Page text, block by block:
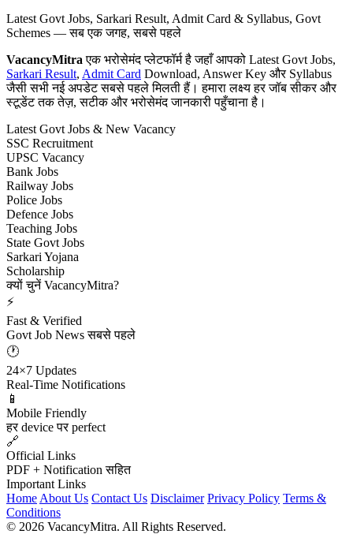
Latest Govt Jobs, Sarkari Result, Admit Card & Syllabus, Govt
Schemes — सब एक जगह, सबसे पहले
VacancyMitra एक भरोसेमंद प्लेटफॉर्म है जहाँ आपको Latest Govt Jobs,
Sarkari Result, Admit Card Download, Answer Key और Syllabus
जैसी सभी नई अपडेट सबसे पहले मिलती हैं। हमारा लक्ष्य हर जॉब सीकर और
स्टूडेंट तक तेज़, सटीक और भरोसेमंद जानकारी पहुँचाना है।
Latest Govt Jobs & New Vacancy
SSC Recruitment
UPSC Vacancy
Bank Jobs
Railway Jobs
Police Jobs
Defence Jobs
Teaching Jobs
State Govt Jobs
Sarkari Yojana
Scholarship
क्यों चुनें VacancyMitra?
⚡
Fast & Verified
Govt Job News सबसे पहले
🕐
24×7 Updates
Real-Time Notifications
📱
Mobile Friendly
हर device पर perfect
🔗
Official Links
PDF + Notification सहित
Important Links
Home About Us Contact Us Disclaimer Privacy Policy Terms &
Conditions
© 2026 VacancyMitra. All Rights Reserved.